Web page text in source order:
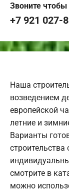
Звоните чтобы
+7 921 027-
Наша
возведением
европейской
летние и
Варианты
смотрите в
можно